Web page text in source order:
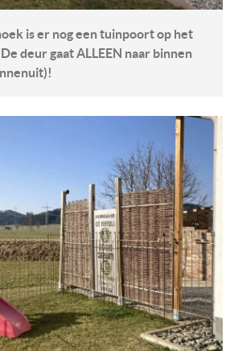
is er nog een tuinpoort op het
deur gaat ALLEEN naar binnen